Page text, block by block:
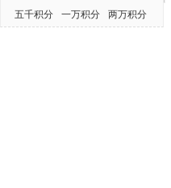
五千积分 一万积分 两万积分